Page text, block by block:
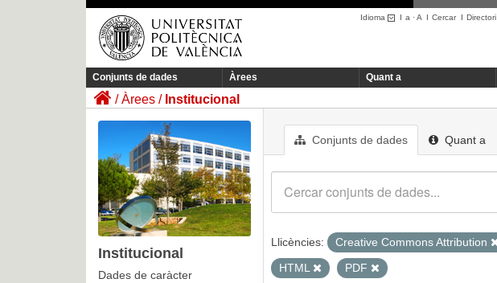
Idioma I a ·A I CercarI Directori
Conjunts de dades Àrees Quant a
Àrees Institucional
Conjunts de dades Quant a
Llicències: Creative Commons Attribution
HTML
PDF
Institucional
Dades de caràcter